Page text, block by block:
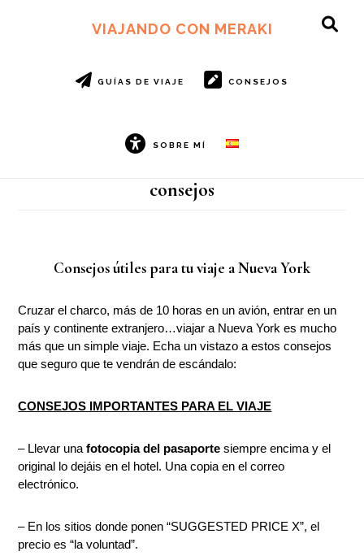
VIAJANDO CON MERAKI
GUÍAS DE VIAJE CONSEJOS
SOBRE MÍ
consejos
Consejos útiles para tu viaje a Nueva York
Cruzar el charco, más de 10 horas en un avión, entrar en un
país y continente extranjero…viajar a Nueva York es mucho
más que un simple viaje. Echa un vistazo a estos consejos
que seguro que te vendrán de escándalo:
CONSEJOS IMPORTANTES PARA EL VIAJE
– Llevar unafotocopia del pasaporte siempre encima y el
original lo dejáis en el hotel. Una copia en el correo
electrónico.
– En los sitios donde ponen “SUGGESTED PRICE X”, el
precio es “la voluntad”.